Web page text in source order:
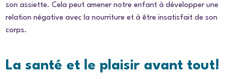
son assiette. Cela peut amener notre enfant à développer une
relation négative avec la nourriture et à être insatisfait de son
corps.
La santé et le plaisir avant tout!